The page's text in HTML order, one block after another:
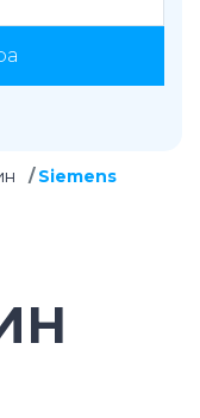
Siemens